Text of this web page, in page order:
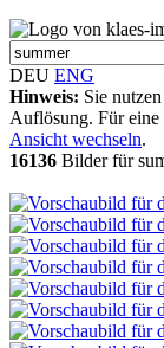
DEU ENG
Hinweis: Sie
Auflösung. Für
Ansicht wechseln.
16136 Bilder für